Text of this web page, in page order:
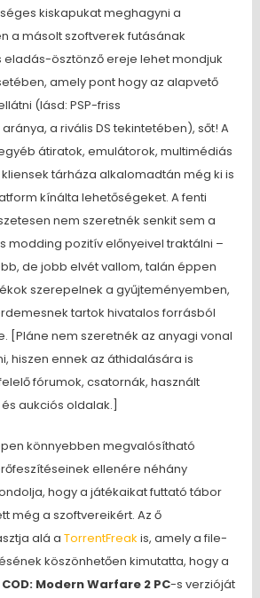
kiskapukat meghagyni a
a másolt szoftverek futásának
eladás-ösztönző ereje lehet mondjuk
amely pont hogy az alapvető
(lásd: PSP-friss
a rivális DS tekintetében), sőt! A
átiratok, emulátorok, multimédiás
tárháza alkalomadtán még ki is
kínálta lehetőségeket. A fenti
nem szeretnék senkit sem a
modding pozitív előnyeivel traktálni –
de jobb elvét vallom, talán éppen
szerepelnek a gyűjteményemben,
tartok hivatalos forrásból
[Pláne nem szeretnék az anyagi vonal
hiszen ennek az áthidalására is
fórumok, csatornák, használt
aukciós oldalak.]
könnyebben megvalósítható
ellenére néhány
hogy a játékaikat futtató tábor
még a szoftvereikért. Az ő
alá a TorrentFreak is, amely a file-
köszönhetően kimutatta, hogy a
COD: Modern Warfare 2 PC-s verzióját